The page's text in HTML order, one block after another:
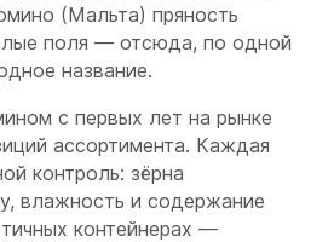
(Мальта) пряность
поля — отсюда, по одной
название.
с первых лет на рынке
ассортимента. Каждая
контроль: зёрна
влажность и содержание
контейнерах —